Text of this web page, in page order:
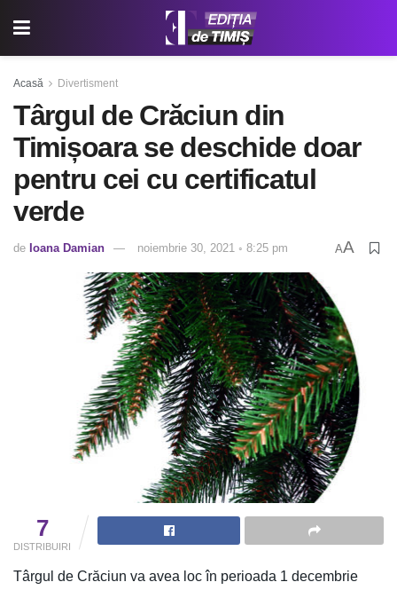
Acasă Divertisment
Târgul de Crăciun din
Timișoara se deschide doar
pentru cei cu certificatul
verde
de Ioana Damian noiembrie 30, 2021 ◦ 8:25 pm AA
7
DISTRIBUIRI
Târgul de Crăciun va avea loc în perioada 1 decembrie